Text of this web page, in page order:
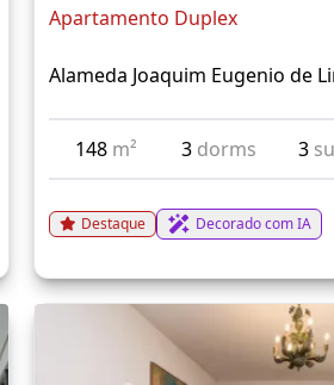
Apartamento Duplex
Alameda Joaquim Eugenio de
148 m² 3 dorms 3
Destaque Decorado com IA